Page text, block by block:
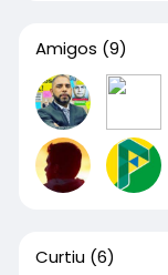
Amigos (9)
Curtiu (6)